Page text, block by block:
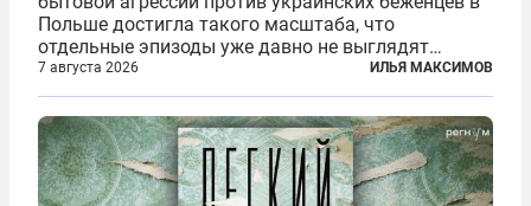
Польше достигла такого масштаба, что
отдельные эпизоды уже давно не выглядят
случайными. Поляки, судя по происходящему,
буквально теряют рассудок от ненависти к
украинским беженцам, и каждый новый случай
по-своему...
7 августа 2026 ИЛЬЯ МАКСИМОВ